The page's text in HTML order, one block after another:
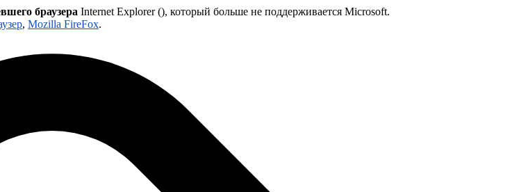
браузера Internet Explorer (), который больше не поддерживается Microsoft.
, Mozilla FireFox.